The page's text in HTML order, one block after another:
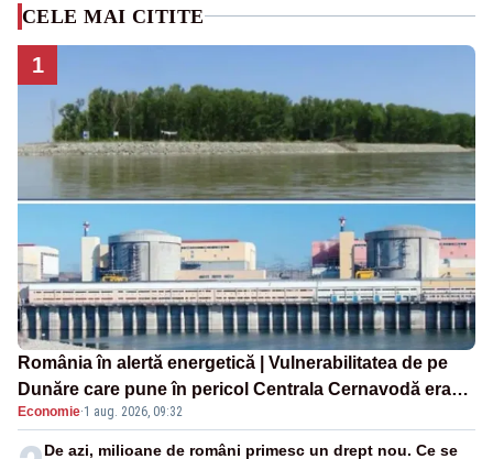
CELE MAI CITITE
1
România în alertă energetică | Vulnerabilitatea de pe
Dunăre care pune în pericol Centrala Cernavodă era
cunoscută de pe vremea lui Ceaușescu
Economie·1 aug. 2026, 09:32
De azi, milioane de români primesc un drept nou. Ce se